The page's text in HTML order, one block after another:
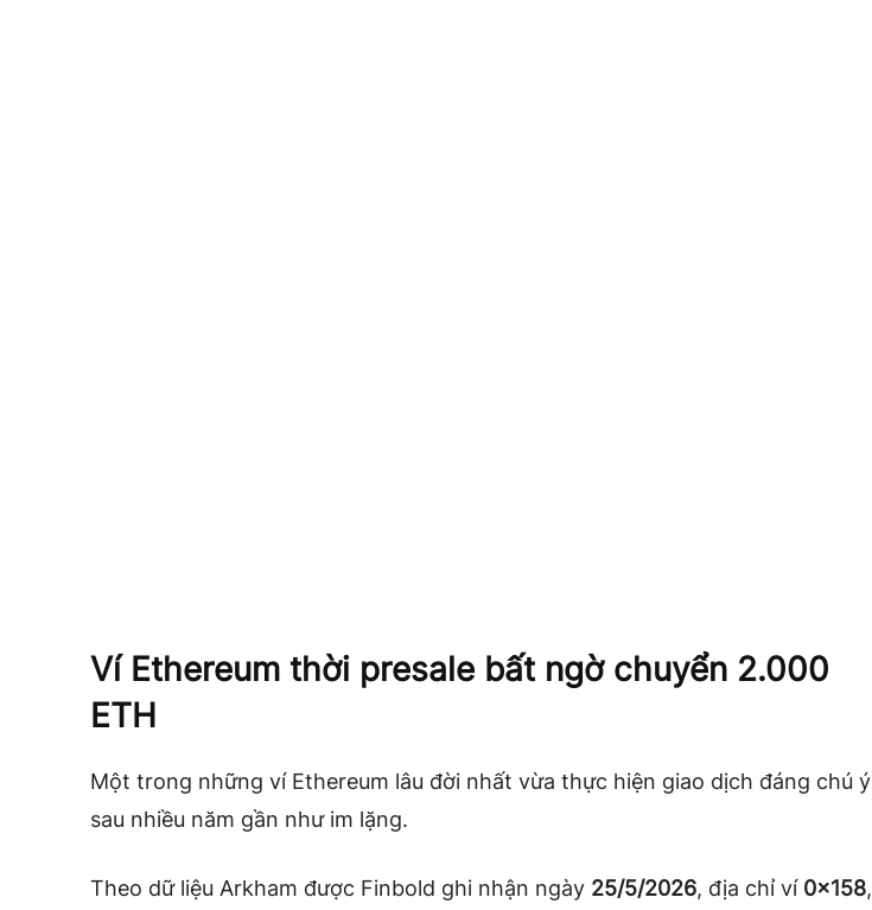
Ví Ethereum thời presale bất ngờ chuyển 2.000
ETH
Một trong những ví Ethereum lâu đời nhất vừa thực hiện giao dịch đáng chú ý
sau nhiều năm gần như im lặng.
Theo dữ liệu Arkham được Finbold ghi nhận ngày 25/5/2026, địa chỉ ví 0x158,